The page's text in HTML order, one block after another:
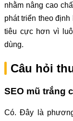
nhằm nâng cao
phát triển theo
tiêu cực hơn vì
dùng.
Câu hỏi
SEO mũ trắng
Có. Đây là